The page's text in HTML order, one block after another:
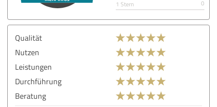
1 Stern
0
Qualität
Nutzen
Leistungen
Durchführung
Beratung